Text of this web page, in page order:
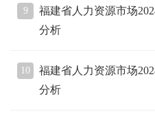
9
福建省人力资源市场
分析
10
福建省人力资源市场
分析